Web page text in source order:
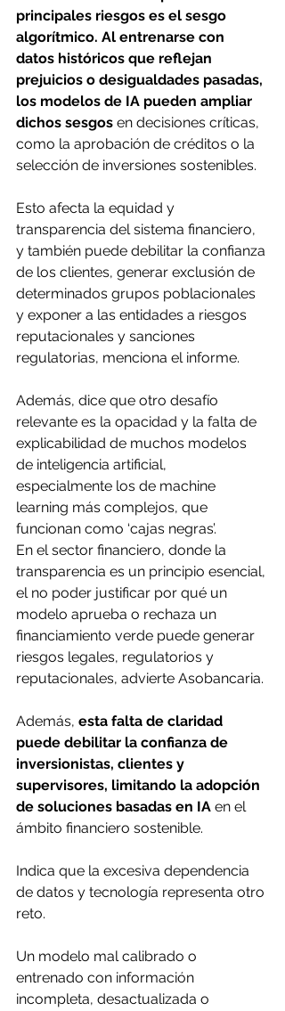
principales riesgos es el sesgo
algorítmico. Al entrenarse con
datos históricos que reflejan
prejuicios o desigualdades pasadas,
los modelos de IA pueden ampliar
dichos sesgos en decisiones críticas,
como la aprobación de créditos o la
selección de inversiones sostenibles.
Esto afecta la equidad y
transparencia del sistema financiero,
y también puede debilitar la confianza
de los clientes, generar exclusión de
determinados grupos poblacionales
y exponer a las entidades a riesgos
reputacionales y sanciones
regulatorias, menciona el informe.
Además, dice que otro desafío
relevante es la opacidad y la falta de
explicabilidad de muchos modelos
de inteligencia artificial,
especialmente los de machine
learning más complejos, que
funcionan como ‘cajas negras’.
En el sector financiero, donde la
transparencia es un principio esencial,
el no poder justificar por qué un
modelo aprueba o rechaza un
financiamiento verde puede generar
riesgos legales, regulatorios y
reputacionales, advierte Asobancaria.
Además, esta falta de claridad
puede debilitar la confianza de
inversionistas, clientes y
supervisores, limitando la adopción
de soluciones basadas en IA en el
ámbito financiero sostenible.
Indica que la excesiva dependencia
de datos y tecnología representa otro
reto.
Un modelo mal calibrado o
entrenado con información
incompleta, desactualizada o